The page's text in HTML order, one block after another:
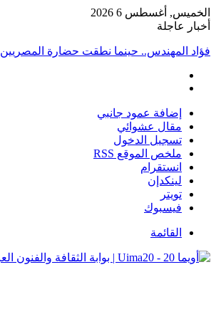
الخميس, أغسطس 6 2026
أخبار عاجلة
فؤاد المهندس.. حينما نطقت حضارة المصريين
إضافة عمود جانبي
مقال عشوائي
تسجيل الدخول
ملخص الموقع RSS
انستقرام
لينكدإن
تويتر
فيسبوك
القائمة